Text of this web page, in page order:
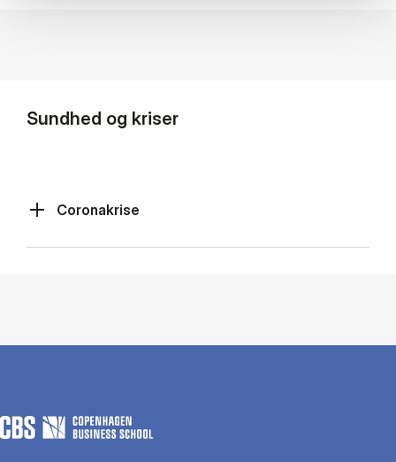
Sundhed og kriser
Coronakrise